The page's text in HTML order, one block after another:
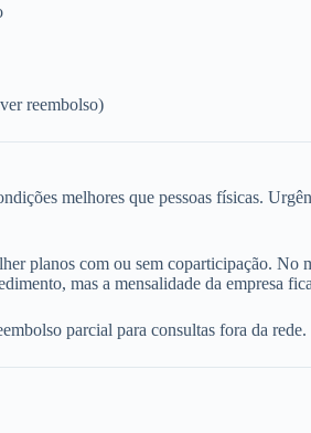
reembolso)
melhores que pessoas físicas.
planos com ou sem coparticipação.
mas a mensalidade da empresa
parcial para consultas fora da rede.